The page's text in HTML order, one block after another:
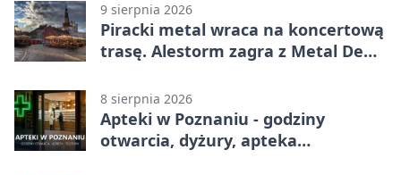
9 sierpnia 2026
Piracki metal wraca na koncertową
trasę. Alestorm zagra z Metal De
8 sierpnia 2026
Apteki w Poznaniu - godziny
otwarcia, dyżury, apteka